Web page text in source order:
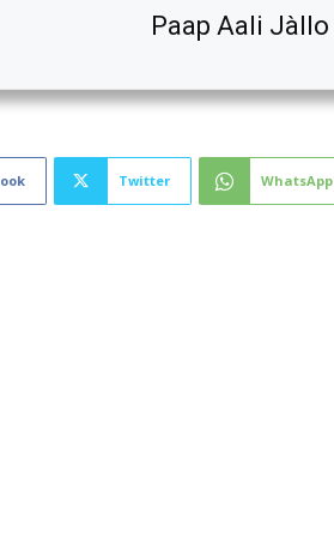
Paap Aali Jàllo
Twitter WhatsApp